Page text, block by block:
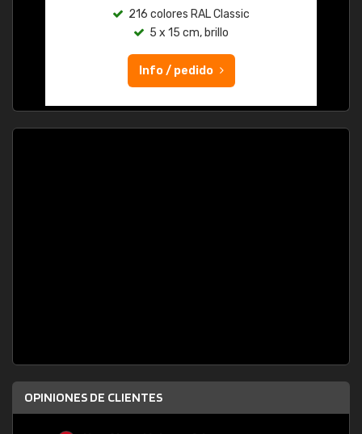
216 colores RAL Classic
5 x 15 cm, brillo
Info / pedido
OPINIONES DE CLIENTES